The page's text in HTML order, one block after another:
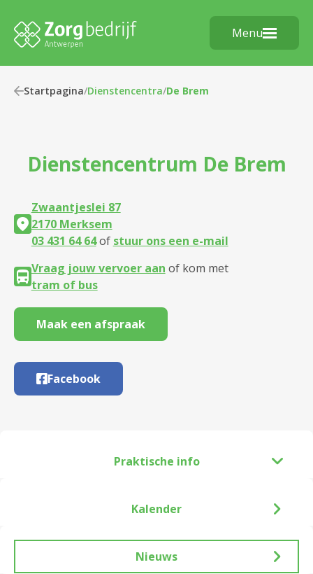
Menu
Startpagina/Dienstencentra/De Brem
Dienstencentrum De Brem
Zwaantjeslei 87
2170 Merksem
03 431 64 64of stuur ons een e-mail
Vraag jouw vervoer aan of kom met
tram of bus
Maak een afspraak
Facebook
Praktische info
Kalender
Nieuws